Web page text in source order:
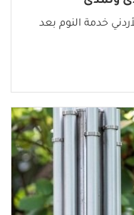
خدمة النوم بعد